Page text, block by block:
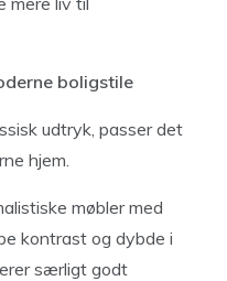
boligstile
udtryk, passer det
hjem.
møbler med
kontrast og dybde i
særligt godt